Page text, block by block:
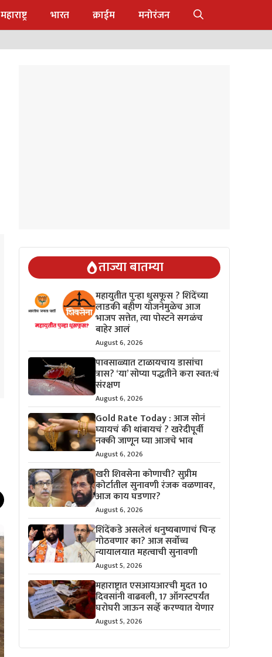
महाराष्ट्र भारत क्राईम मनोरंजन
ताज्या बातम्या
महायुतीत पुन्हा धुसफूस ? शिंदेंच्या
लाडकी बहीण योजनेमुळेच आज
भाजप सत्तेत, त्या पोस्टने सगळंच
बाहेर आलं
August 6, 2026
पावसाळ्यात टाळायचाय डासांचा
त्रास? ‘या’ सोप्या पद्धतीने करा स्वत:चं
संरक्षण
August 6, 2026
Gold Rate Today : आज सोनं
घ्यायचं की थांबायचं ? खरेदीपूर्वी
नक्की जाणून घ्या आजचे भाव
August 6, 2026
खरी शिवसेना कोणाची? सुप्रीम
कोर्टातील सुनावणी रंजक वळणावर,
आज काय घडणार?
August 6, 2026
शिंदेंकडे असलेलं धनुष्यबाणाचं चिन्ह
गोठवणार का? आज सर्वोच्च
न्यायालयात महत्वाची सुनावणी
August 5, 2026
महाराष्ट्रात एसआयआरची मुदत 10
दिवसांनी वाढवली, 17 ऑगस्टपर्यंत
घरोघरी जाऊन सर्व्हे करण्यात येणार
August 5, 2026